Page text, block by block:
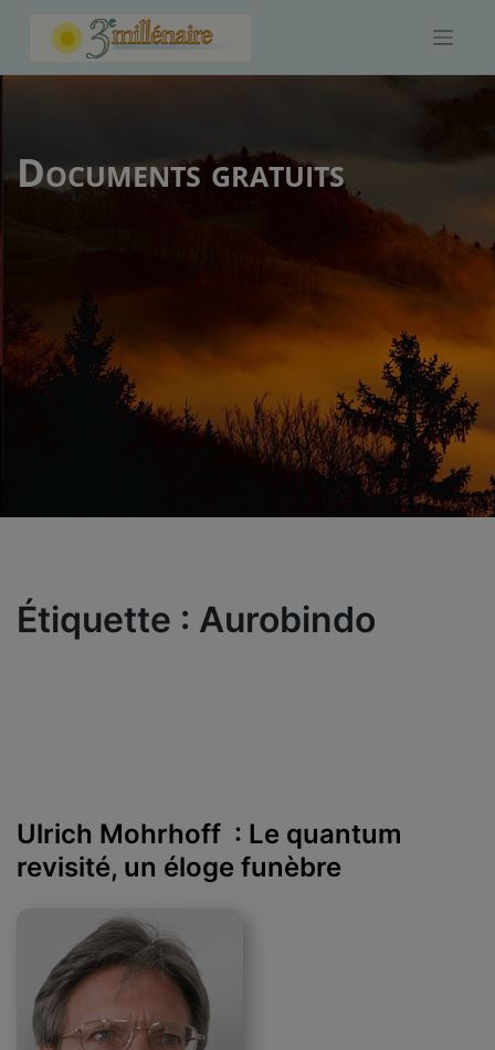
Documents gratuits
Étiquette : Aurobindo
Ulrich Mohrhoff : Le quantum
revisité, un éloge funèbre